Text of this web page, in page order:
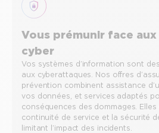
Vous prémunir face aux
cyber
Vos systèmes d’information sont
aux cyberattaques. Nos offres
prévention combinent assistance
vos données, et services adaptés
conséquences des dommages.
continuité de service et la sécurité
limitant l’impact des incidents.